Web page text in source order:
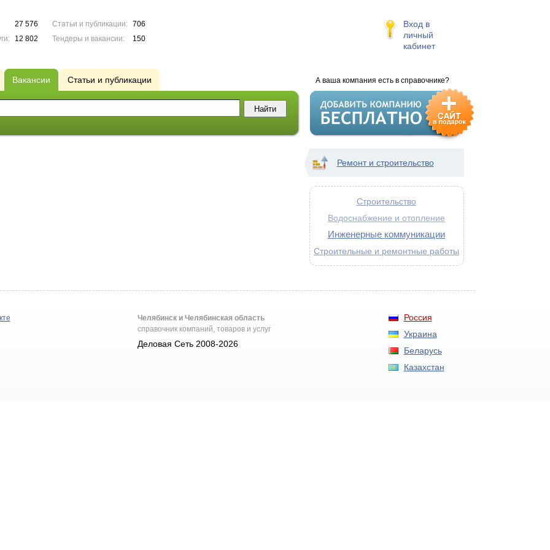
27 576
12 802
Статьи и публикации:
706
Тендеры и вакансии:
150
Вход в
личный
кабинет
А ваша компания есть в справочнике?
Вакансии Статьи и публикации
Ремонт и строительство
Строительство
Водоснабжение и отопление
Инженерные коммуникации
Строительные и ремонтные работы
Россия
Украина
Беларусь
Казахстан
Челябинск и Челябинская область
справочник компаний, товаров и услуг
Деловая Сеть 2008-2026